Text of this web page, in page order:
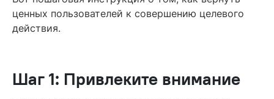
ценных пользователей к совершению целевого
действия.
Шаг 1: Привлеките внимание